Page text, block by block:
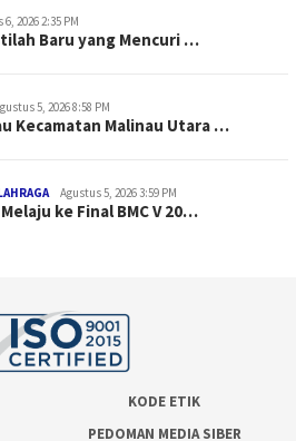
2026 2:35 PM
Baru yang Mencuri …
5, 2026 8:58 PM
Kecamatan Malinau Utara …
Agustus 5, 2026 3:59 PM
ke Final BMC V 20…
KODE ETIK
PEDOMAN MEDIA SIBER